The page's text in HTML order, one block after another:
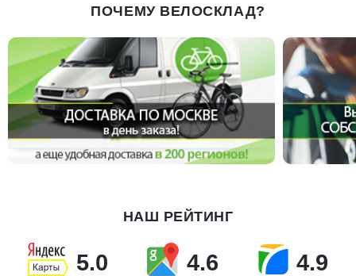
ПОЧЕМУ ВЕЛОСКЛАД?
НАШ РЕЙТИНГ
5.0 4.6 4.9